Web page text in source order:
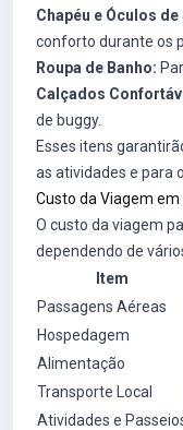
Chapéu e Óculos de
conforto durante os
Roupa de Banho:
Calçados
de buggy.
Esses itens
as atividades e para
Custo da Viagem em
O custo da viagem
dependendo de
Item
Passagens Aéreas
Hospedagem
Alimentação
Transporte Local
Atividades e